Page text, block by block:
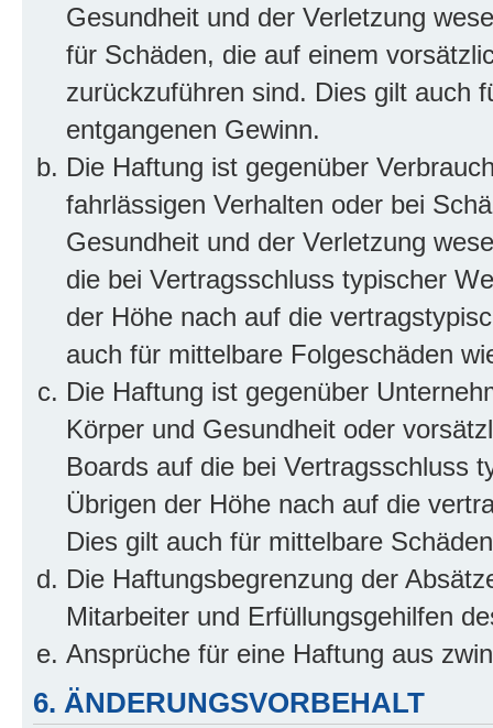
Gesundheit und der Verletzung
für Schäden, die auf einem
zurückzuführen sind. Dies gilt auch
entgangenen Gewinn.
Die Haftung ist gegenüber
fahrlässigen Verhalten oder bei
Gesundheit und der Verletzung
die bei Vertragsschluss typischer
der Höhe nach auf die
auch für mittelbare Folgeschäden
Die Haftung ist gegenüber
Körper und Gesundheit oder
Boards auf die bei Vertragsschluss
Übrigen der Höhe nach auf die
Dies gilt auch für mittelbare
Die Haftungsbegrenzung der
Mitarbeiter und Erfüllungsgehilfen
Ansprüche für eine Haftung aus
6. ÄNDERUNGSVORBEHALT